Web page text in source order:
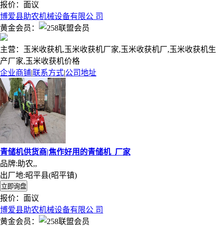
报价： 面议
博爱县助农机械设备有限公 司
黄金会员：
主营：玉米收获机,玉米收获机厂家,玉米收获机厂,玉米收获机生
产厂家,玉米收获机价格
企业商铺|联系方式|公司地址
青储机供货商|焦作好用的青储机_厂家
品牌:助农,,
出厂地:昭平县(昭平镇)
报价： 面议
博爱县助农机械设备有限公 司
黄金会员：